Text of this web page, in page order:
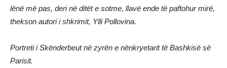
lënë më pas, deri në ditët e sotme, llavë ende të paftohur mirë,
thekson autori i shkrimit, Ylli Pollovina.
Portreti i Skënderbeut në zyrën e nënkryetarit të Bashkisë së
Parisit.